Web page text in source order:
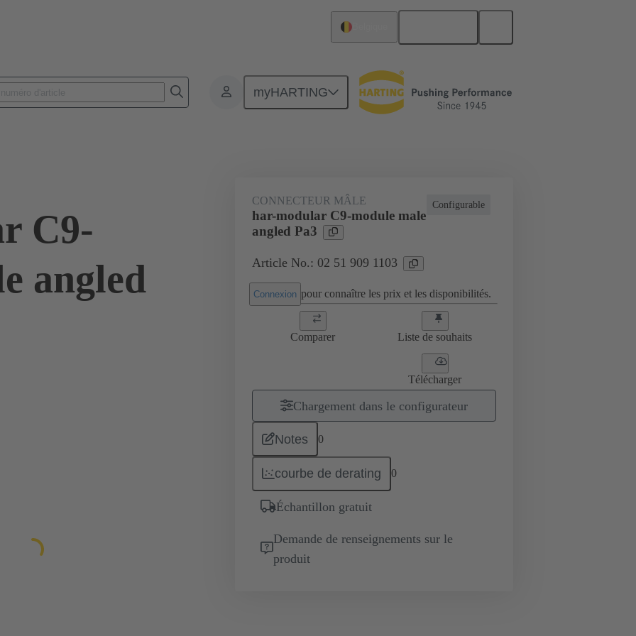
myHARTING
Connecteurs carte à carte Produits Raccordement carte mère à carte fille
C9-
angled
Configurable
CONNECTEUR MÂLE
har-modular C9-module male
angled Pa3
Article No.: 02 51 909 1103
Connexion pour connaître les prix et les disponibilités.
Comparer Liste de souhaits
Télécharger
Chargement dans le configurateur
Notes 0
courbe de derating 0
Échantillon gratuit
Demande de renseignements sur le
produit